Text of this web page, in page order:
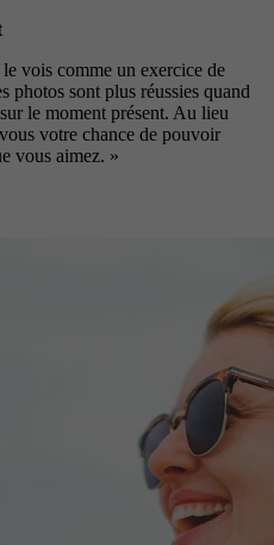
le vois comme un exercice de
sont plus réussies quand
le moment présent. Au lieu
votre chance de pouvoir
vous aimez. »